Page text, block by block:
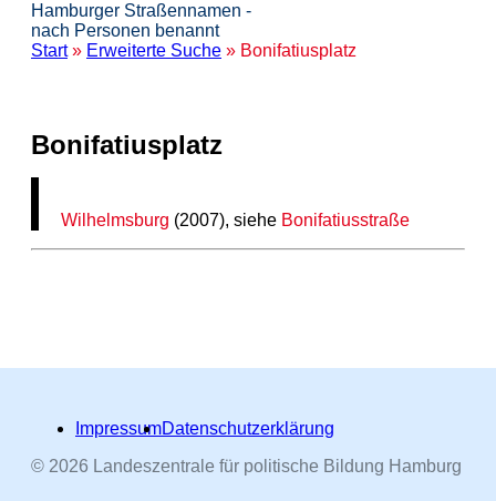
Hamburger Straßennamen -
nach Personen benannt
Start» Erweiterte Suche » Bonifatiusplatz
Bonifatiusplatz
Wilhelmsburg (2007), siehe Bonifatiusstraße
ImpressumDatenschutzerklärung
© 2026 Landeszentrale für politische Bildung Hamburg